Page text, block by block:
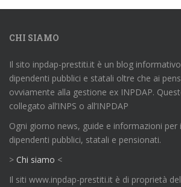
CHI SIAMO
Il sito inpdap-prestiti.it è un blog
dipendenti pubblici e statali oltre che ai
ovviamente alla gestione ex INPDAP.
collegato all’INPS o all’INPDAP
Ogni giorno news, guide e informazioni per
dipendenti pubblici, statali e pensionati.
> Chi siamo <
Il siti www.inpdap-prestiti.it è di proprietà